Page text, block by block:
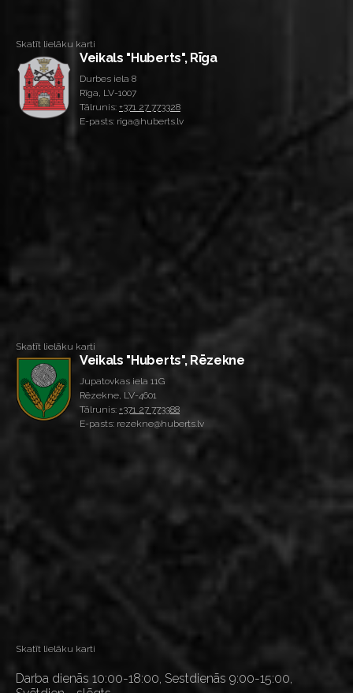
Skatīt lielāku karti
Veikals "Huberts", Rīga
Durbes iela 8
Rīga, LV-1007
Tālrunis: +371 27 773328
E-pasts: riga@huberts.lv
Skatīt lielāku karti
Veikals "Huberts", Rēzekne
Jupatovkas iela 11G
Rēzekne, LV-4601
Tālrunis: +371 27 773388
E-pasts: rezekne@huberts.lv
Skatīt lielāku karti
Darba dienās 10:00-18:00, Sestdienās 9:00-15:00,